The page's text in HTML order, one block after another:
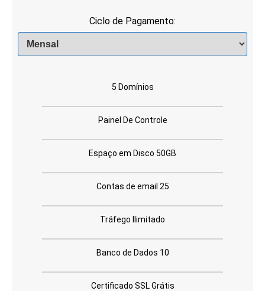
Ciclo de Pagamento:
5 Domínios
Painel De Controle
Espaço em Disco 50GB
Contas de email 25
Tráfego Ilimitado
Banco de Dados 10
Certificado SSL Grátis